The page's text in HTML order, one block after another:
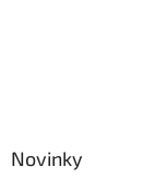
Novinky